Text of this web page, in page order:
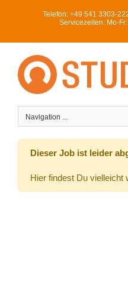
Telefon: +49 541 3303-
Servicezeiten: Mo-
Navigation ...
Dieser Job ist leider
Hier findest Du vielleicht